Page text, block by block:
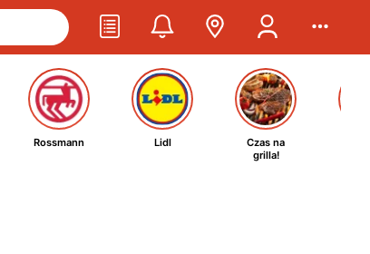
Rossmann Lidl
Czas na
grilla!